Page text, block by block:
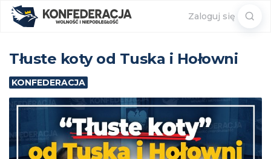
Zaloguj się
Tłuste koty od Tuska i Hołowni
KONFEDERACJA